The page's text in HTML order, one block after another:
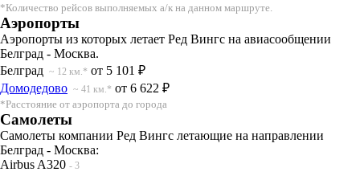
*Количество рейсов выполняемых а/к на данном маршруте.
Аэропорты
Аэропорты из которых летает Ред Вингс на авиасообщении
Белград - Москва.
Белград ~ 12 км.* от 5 101 ₽
Домодедово ~ 41 км.* от 6 622 ₽
*Расстояние от аэропорта до города
Самолеты
Самолеты компании Ред Вингс летающие на направлении
Белград - Москва:
Airbus A320 - 3